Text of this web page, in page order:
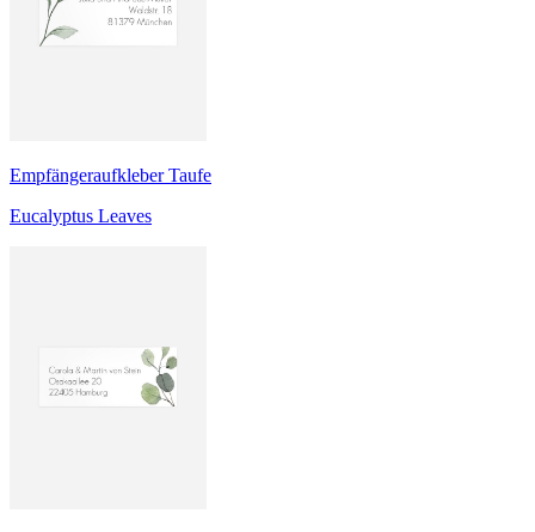
Empfängeraufkleber Taufe
Eucalyptus Leaves